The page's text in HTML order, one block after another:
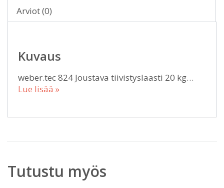
Arviot (0)
Kuvaus
weber.tec 824 Joustava tiivistyslaasti 20 kg…
Lue lisää »
Tutustu myös